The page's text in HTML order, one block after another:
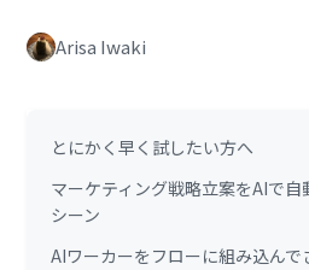
Arisa Iwaki
とにかく早く試したい方へ
マーケティング戦略立案をAIで
シーン
AIワーカーをフローに組み込んで